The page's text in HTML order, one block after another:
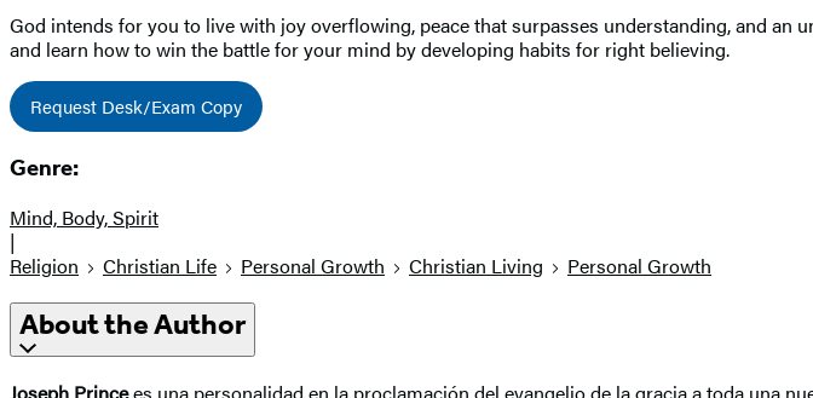
God intends for you to live with joy overflowing, peace that surpasses understanding, and
and learn how to win the battle for your mind by developing habits for right believing.
Request Desk/Exam Copy
Genre:
Mind, Body, Spirit
|
Religion
Christian Life Personal Growth Christian Living Personal Growth
About the Author